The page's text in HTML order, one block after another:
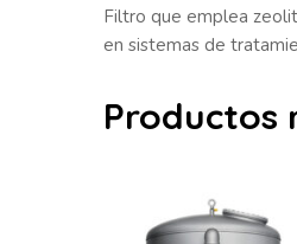
Filtro que emplea
en sistemas de
Productos